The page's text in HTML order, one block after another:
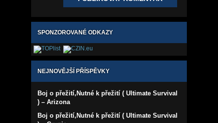
SPONZOROVANÉ ODKAZY
NEJNOVĚJŠÍ PŘÍSPĚVKY
Boj o přežití,Nutné k přežití ( Ultimate Survival
) – Arizona
Boj o přežití,Nutné k přežití ( Ultimate Survival